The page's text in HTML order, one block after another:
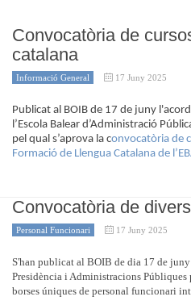
Convocatòria de
catalana
Informació General 17 Juny 2025
Publicat al BOIB de 17 de juny
l’Escola Balear d’Administració
pel qual s’aprova la convocatòria de
Formació de Llengua Catalana de
Convocatòria de
Personal Funcionari 17 Juny 2025
S'han publicat al BOIB de dia 17 de
Presidència i Administracions Públiques
borses úniques de personal funcionari